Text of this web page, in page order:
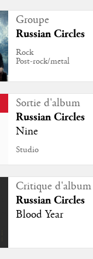
Groupe
Russian Circles
Rock
Post-rock/metal
Sortie d'album
Russian Circles
Nine
Studio
Critique d'album
Russian Circles
Blood Year